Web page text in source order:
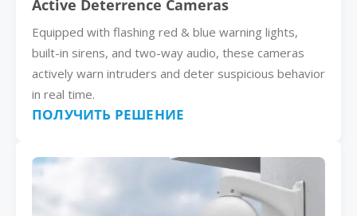
Active Deterrence Cameras
Equipped with flashing red & blue warning lights,
built-in sirens, and two-way audio, these cameras
actively warn intruders and deter suspicious behavior
in real time.
ПОЛУЧИТЬ РЕШЕНИЕ